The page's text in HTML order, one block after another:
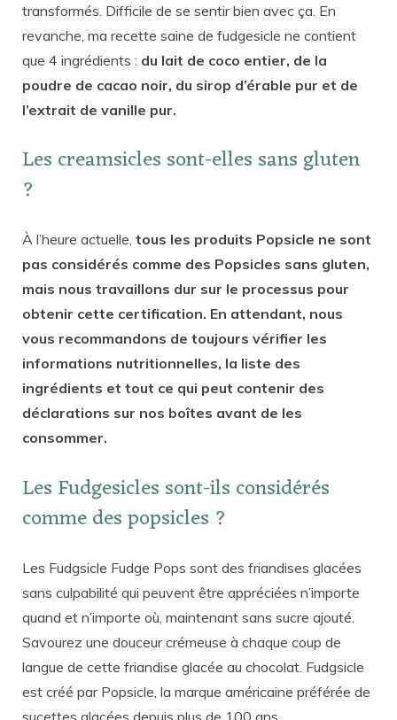
transformés. Difficile de se sentir bien avec ça. En
revanche, ma recette saine de fudgesicle ne contient
que 4 ingrédients : du lait de coco entier, de la
poudre de cacao noir, du sirop d’érable pur et de
l’extrait de vanille pur.
Les creamsicles sont-elles sans gluten
?
À l’heure actuelle, tous les produits Popsicle ne sont
pas considérés comme des Popsicles sans gluten,
mais nous travaillons dur sur le processus pour
obtenir cette certification. En attendant, nous
vous recommandons de toujours vérifier les
informations nutritionnelles, la liste des
ingrédients et tout ce qui peut contenir des
déclarations sur nos boîtes avant de les
consommer.
Les Fudgesicles sont-ils considérés
comme des popsicles ?
Les Fudgsicle Fudge Pops sont des friandises glacées
sans culpabilité qui peuvent être appréciées n’importe
quand et n’importe où, maintenant sans sucre ajouté.
Savourez une douceur crémeuse à chaque coup de
langue de cette friandise glacée au chocolat. Fudgsicle
est créé par Popsicle, la marque américaine préférée de
sucettes glacées depuis plus de 100 ans.